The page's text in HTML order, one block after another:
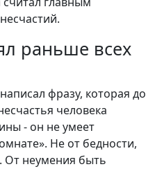
раньше всех
фразу, которая до
человека
- он не умеет
Не от бедности,
От неумения быть